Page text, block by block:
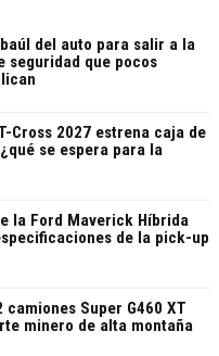
del auto para salir a la
seguridad que pocos
Cross 2027 estrena caja de
se espera para la
la Ford Maverick Híbrida
de la pick-up
camiones Super G460 XT
minero de alta montaña